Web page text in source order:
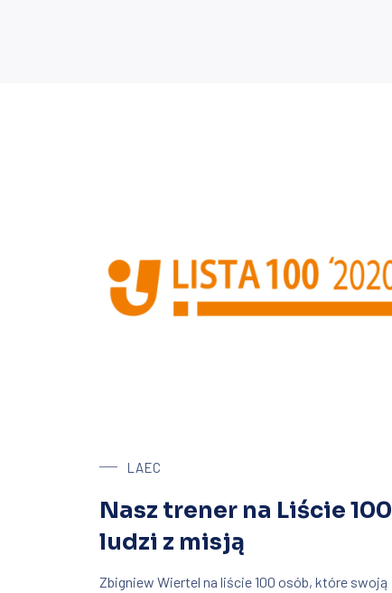
LAEC
Nasz trener na Liście 100
ludzi z misją
Zbigniew Wiertel na liście 100 osób, które swoją